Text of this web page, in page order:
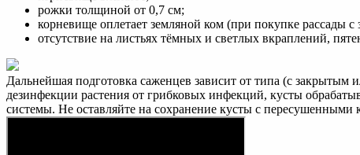
рожки толщиной от 0,7 см;
корневище оплетает земляной ком (при покупке рассады с
отсутствие на листьях тёмных и светлых вкраплений,
Дальнейшая подготовка саженцев зависит от типа (с
дезинфекции растения от грибковых инфекций, кусты
системы. Не оставляйте на сохранение кусты с пересушенными